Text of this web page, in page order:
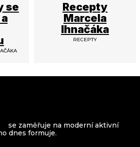
se
Recepty
Marcela
Ihnačáka
RECEPTY
se zaměřuje na moderní aktivní
dnes formuje.